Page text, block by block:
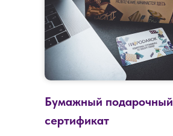
Бумажный подарочный
сертификат